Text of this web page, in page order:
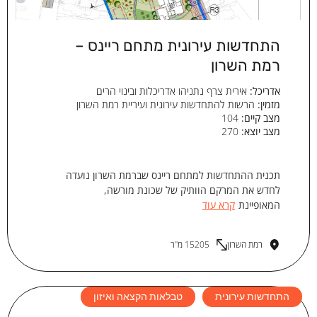
התחדשות עירונית מתחם ריינס –
רמת השרון
אדריכל: אירית צרף נתניהו אדריכלות ובינוי הרים
מזמין: הרשות להתחדשות עירונית ועיריית רמת השרון
מצב קיים:
מצב יוצא:
תכנית ההתחדשות למתחם ריינס שברמת השרון נועדה
לחדש את המרקם הוותיק של שכונת מורשה,
המאופיינת קרא עוד
רמת השרון 15205 מ"ר
התחדשות עירונית טבלאות הקצאה ואיזון